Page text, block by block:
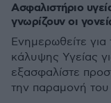
Ασφαλιστήριο
γνωρίζουν οι
Ενημερωθείτε για
κάλυψης Υγείας
εξασφαλίστε
την παραμονή του